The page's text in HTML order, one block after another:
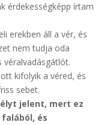
érdekességképp írtam
erekben áll a vér, és
nem tudja oda
kifolyik a véred, és
sebet.
jelent, mert ez
és